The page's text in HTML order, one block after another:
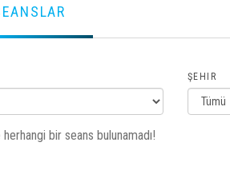
ŞEHIR
bir seans bulunamadı!